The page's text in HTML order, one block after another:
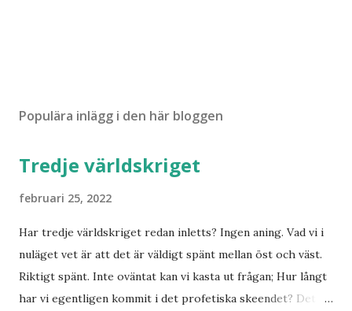
Populära inlägg i den här bloggen
Tredje världskriget
februari 25, 2022
Har tredje världskriget redan inletts? Ingen aning. Vad vi i
nuläget vet är att det är väldigt spänt mellan öst och väst.
Riktigt spänt. Inte oväntat kan vi kasta ut frågan; Hur långt
har vi egentligen kommit i det profetiska skeendet? Det